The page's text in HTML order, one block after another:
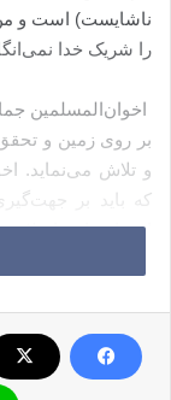
ناشایست) است و
را شریک خدا
اخوان‌المسلمین
بر روی زمین و
و تلاش می‌نماید.
که باید بر
اعتقاد دارد
است. با وجود
تأکید می‌کنیم که
است که مسیر